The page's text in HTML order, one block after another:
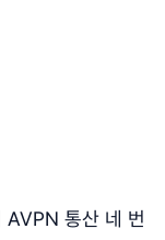
통산 네 번